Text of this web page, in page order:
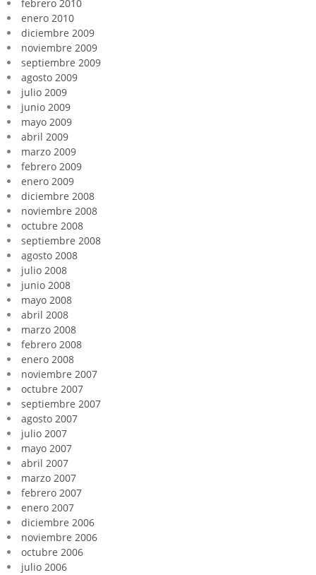
febrero 2010
enero 2010
diciembre 2009
noviembre 2009
septiembre 2009
agosto 2009
julio 2009
junio 2009
mayo 2009
abril 2009
marzo 2009
febrero 2009
enero 2009
diciembre 2008
noviembre 2008
octubre 2008
septiembre 2008
agosto 2008
julio 2008
junio 2008
mayo 2008
abril 2008
marzo 2008
febrero 2008
enero 2008
noviembre 2007
octubre 2007
septiembre 2007
agosto 2007
julio 2007
mayo 2007
abril 2007
marzo 2007
febrero 2007
enero 2007
diciembre 2006
noviembre 2006
octubre 2006
julio 2006